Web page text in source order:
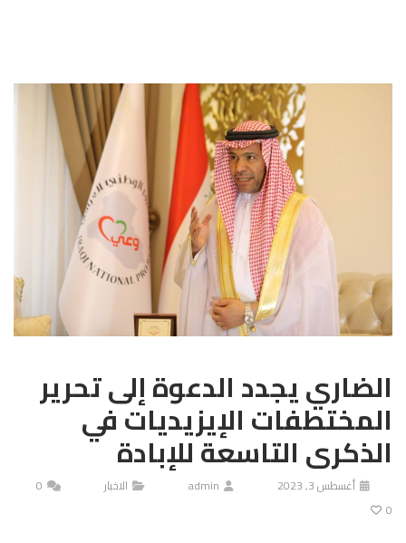
الضاري يجدد الدعوة إلى تحرير
المختطفات الإيزيديات في
الذكرى التاسعة للإبادة
أغسطس 3, 2023 admin الاخبار
0
0